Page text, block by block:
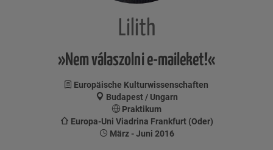
Lilith
»Nem válaszolni e-maileket!«
Europäische Kulturwissenschaften
Budapest / Ungarn
Praktikum
Europa-Uni Viadrina Frankfurt (Oder)
März - Juni 2016